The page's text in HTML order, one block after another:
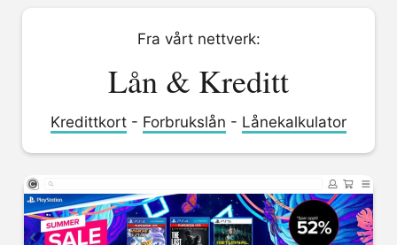
Fra vårt nettverk:
Lån & Kreditt
Kredittkort - Forbrukslån - Lånekalkulator